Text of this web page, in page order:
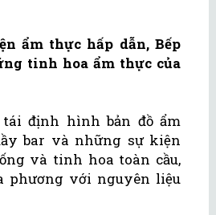
ẩm thực hấp dẫn, Bếp
tinh hoa ẩm thực của
định hình bản đồ ẩm
bar và những sự kiện
và tinh hoa toàn cầu,
phương với nguyên liệu